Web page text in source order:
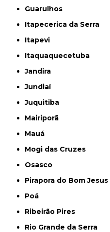
Guarulhos
Itapecerica da Serra
Itapevi
Itaquaquecetuba
Jandira
Jundiaí
Juquitiba
Mairiporã
Mauá
Mogi das Cruzes
Osasco
Pirapora do Bom Jesus
Poá
Ribeirão Pires
Rio Grande da Serra